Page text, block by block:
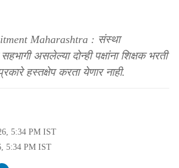
Maharashtra : संस्था
असलेल्या दोन्ही पक्षांना शिक्षक भरती
हस्तक्षेप करता येणार नाही.
5:34 PM IST
5:34 PM IST